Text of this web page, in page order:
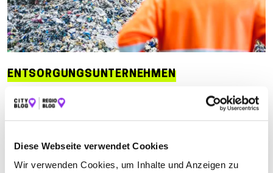
Diese Webseite verwendet Cookies
Wir verwenden Cookies, um Inhalte und Anzeigen zu
ENTSORGUNGSUNTERNEHMEN
Suchen nach
Finden